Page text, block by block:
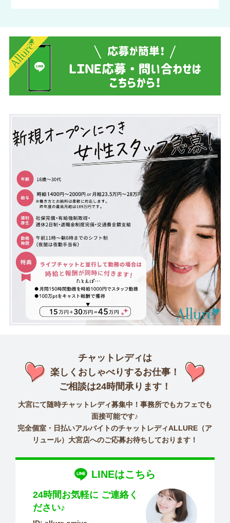
チャットレディは
楽しくおしゃべりするお仕事！
ご相談は24時間承ります！
大宮にて随時チャットレディ募集中！事務所でもカフェでも
面接可能です♪
完全個室・日払いアルバイトのチャットレディALLURE（ア
リュール）大宮店へのご応募お待ちしております！
LINEはこちら
24時間お気軽に ご連絡く
ださい♪